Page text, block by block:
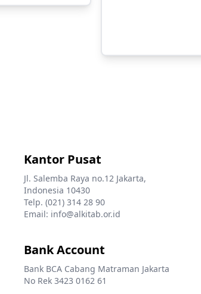
Kantor Pusat
Jl. Salemba Raya no.12 Jakarta,
Indonesia 10430
Telp. (021) 314 28 90
Email: info@alkitab.or.id
Bank Account
Bank BCA Cabang Matraman Jakarta
No Rek 3423 0162 61